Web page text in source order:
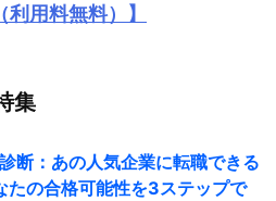
用料無料）】
集
断：あの人気企業に転職できる
たの合格可能性を3ステップで